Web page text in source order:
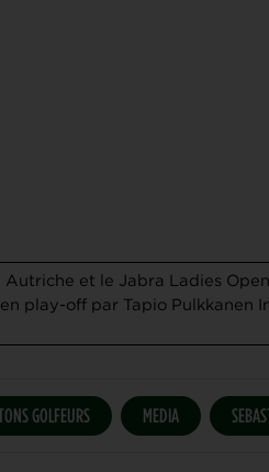
Autriche et le Jabra Ladies
play-off par Tapio Pulkkanen
GOLFEURS MEDIA